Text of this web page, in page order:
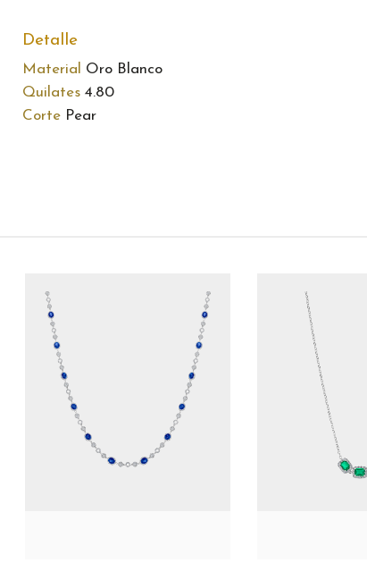
Detalle
Material
Oro Blanco
Quilates 4.80
Corte Pear